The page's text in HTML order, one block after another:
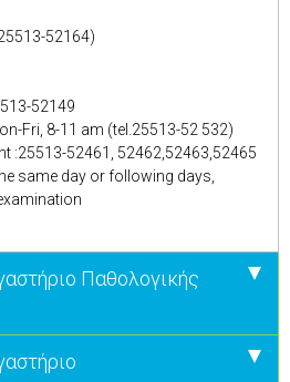
52164)
52149
Fri, 8-11 am (tel.25513-52 532)
:25513-52461, 52462,52463,52465
same day or following days,
Παθολογικής